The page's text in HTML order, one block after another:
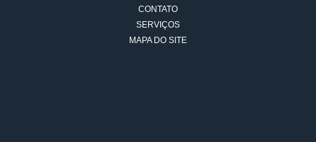
CONTATO
SERVIÇOS
MAPA DO SITE